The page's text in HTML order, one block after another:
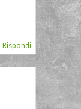
Rispondi